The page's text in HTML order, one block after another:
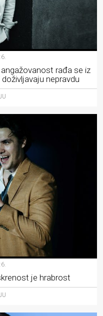
rađa se iz
nepravdu
je hrabrost